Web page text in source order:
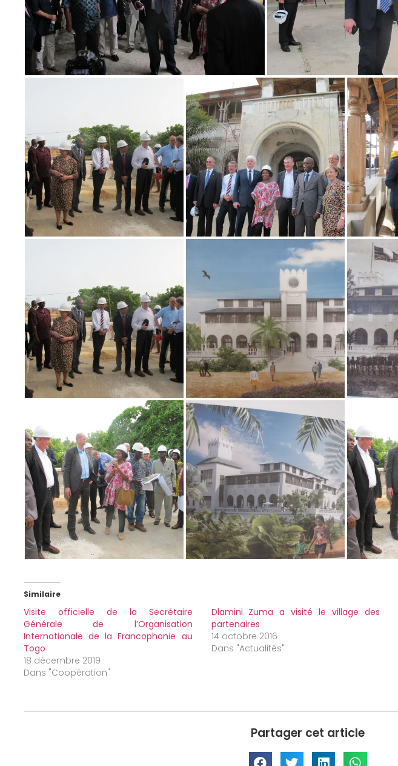
Similaire
Visite officielle de la Secrétaire
Générale de l’Organisation
Internationale de la Francophonie au
Togo
18 décembre 2019
Dans "Coopération"
Dlamini Zuma a visité le village des
partenaires
14 octobre 2016
Dans "Actualités"
Partager cet article